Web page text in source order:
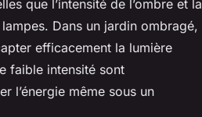
que l’intensité de l’ombre et la
Dans un jardin ombragé,
efficacement la lumière
faible intensité sont
l’énergie même sous un